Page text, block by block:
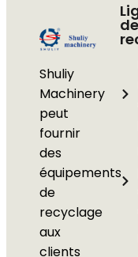
Shuliy
Machinery
peut
fournir
des
équipements
de
recyclage
aux
clients
de